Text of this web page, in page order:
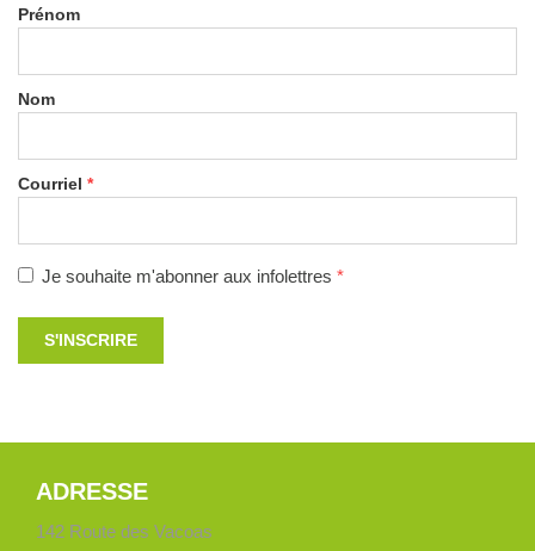
Prénom
Nom
Courriel *
Je souhaite m'abonner aux infolettres *
S'INSCRIRE
ADRESSE
142 Route des Vacoas